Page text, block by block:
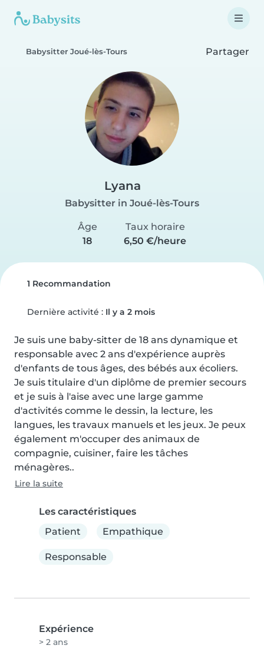
Babysitter Joué-lès-Tours Partager
Lyana
Babysitter in Joué-lès-Tours
Âge
18
Taux horaire
6,50 €/heure
1 Recommandation
Dernière activité : Il y a 2 mois
Je suis une baby-sitter de 18 ans dynamique et
responsable avec 2 ans d'expérience auprès
d'enfants de tous âges, des bébés aux écoliers.
Je suis titulaire d'un diplôme de premier secours
et je suis à l'aise avec une large gamme
d'activités comme le dessin, la lecture, les
langues, les travaux manuels et les jeux. Je peux
également m'occuper des animaux de
compagnie, cuisiner, faire les tâches
ménagères..
Lire la suite
Les caractéristiques
Patient
Empathique
Responsable
Expérience
> 2 ans